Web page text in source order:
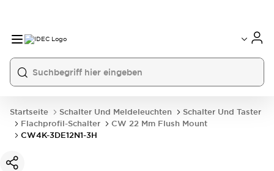
Startseite Schalter Und Meldeleuchten
Schalter Und Taster
Flachprofil-Schalter
CW 22 Mm Flush Mount
CW4K-3DE12N1-3H